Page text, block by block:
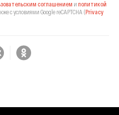
соглашением и политикой
с условиями Google reCAPTCHA (Privacy